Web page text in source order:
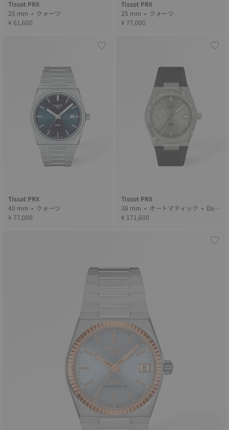
Tissot PRX
25 mm • クォーツ
¥ 61,600
Tissot PRX
25 mm • クォーツ
¥ 77,000
Tissot PRX
40 mm • クォーツ
¥ 77,000
Tissot PRX
38 mm • オートマティック • Dam
ascus steel
¥ 171,600